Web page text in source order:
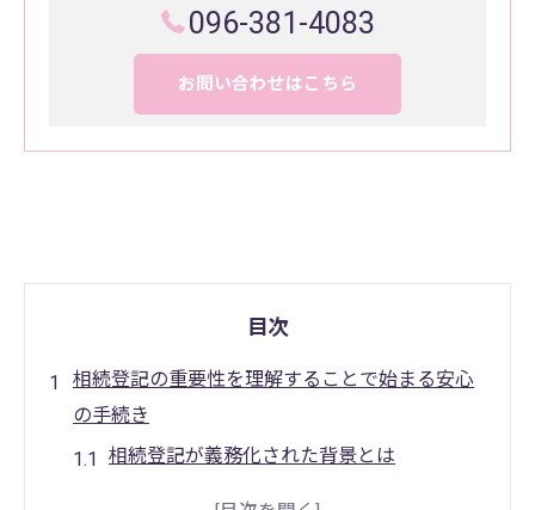
096-381-4083
お問い合わせはこちら
目次
相続登記の重要性を理解することで始まる安心
の手続き
相続登記が義務化された背景とは
不動産相続のトラブルを未然に防ぐ方法